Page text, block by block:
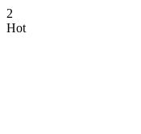
2
Hot